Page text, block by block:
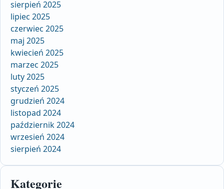
sierpień 2025
lipiec 2025
czerwiec 2025
maj 2025
kwiecień 2025
marzec 2025
luty 2025
styczeń 2025
grudzień 2024
listopad 2024
październik 2024
wrzesień 2024
sierpień 2024
Kategorie